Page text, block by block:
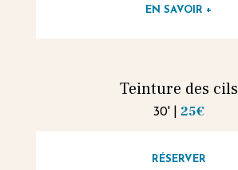
EN SAVOIR +
Teinture des cils
30'| 25€
RÉSERVER